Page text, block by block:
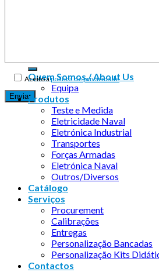
Aceito apolítica de privacidade
por:
Quem Somos / About Us
Equipa
Produtos
Teste e Medida
Eletricidade Naval
Eletrónica Industrial
Transportes
Forças Armadas
Eletrónica Naval
Outros/Diversos
Catálogo
Serviços
Procurement
Calibrações
Entregas
Personalização Bancadas
Personalização Kits
Contactos